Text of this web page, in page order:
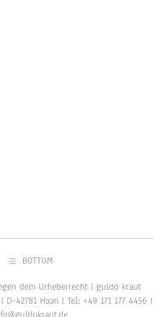
BOTTOM
dem Urheberrecht | guido kraut
42781 Haan | Tel: +49 171 177 4456 |